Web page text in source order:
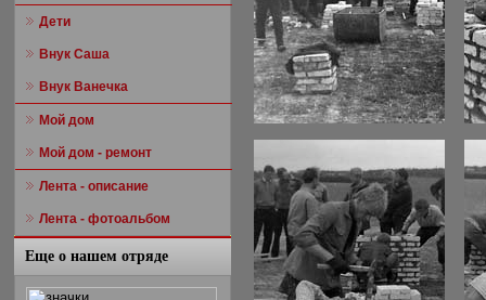
Дети
Внук Саша
Внук Ванечка
Мой дом
Мой дом - ремонт
Лента - описание
Лента - фотоальбом
Еще о нашем отряде